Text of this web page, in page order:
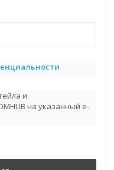
и
на указанный e-